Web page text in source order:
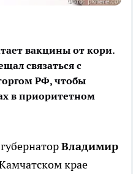
вакцины от кори.
связаться с
РФ, чтобы
в приоритетном
Владимир
крае